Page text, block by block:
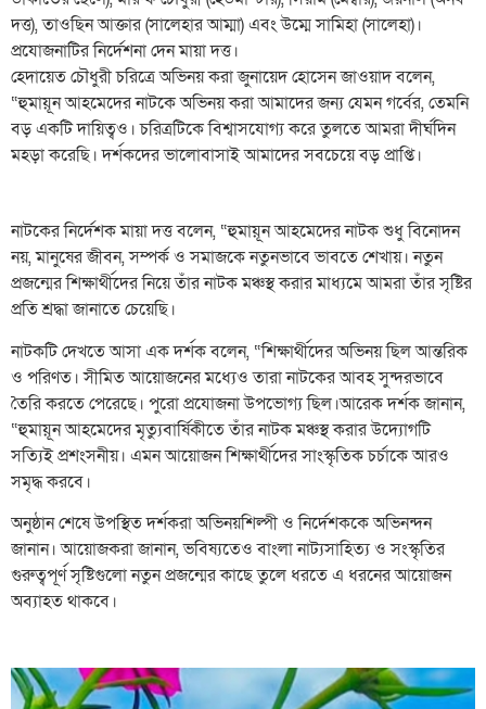
দত্ত), তাওছিন আক্তার (সালেহার আম্মা) এবং উম্মে সামিহা (সালেহা)।
প্রযোজনাটির নির্দেশনা দেন মায়া দত্ত।
হেদায়েত চৌধুরী চরিত্রে অভিনয় করা জুনায়েদ হোসেন জাওয়াদ বলেন,
“হুমায়ূন আহমেদের নাটকে অভিনয় করা আমাদের জন্য যেমন গর্বের, তেমনি
বড় একটি দায়িত্বও। চরিত্রটিকে বিশ্বাসযোগ্য করে তুলতে আমরা দীর্ঘদিন
মহড়া করেছি। দর্শকদের ভালোবাসাই আমাদের সবচেয়ে বড় প্রাপ্তি।
নাটকের নির্দেশক মায়া দত্ত বলেন, “হুমায়ূন আহমেদের নাটক শুধু বিনোদন
নয়, মানুষের জীবন, সম্পর্ক ও সমাজকে নতুনভাবে ভাবতে শেখায়। নতুন
প্রজন্মের শিক্ষার্থীদের নিয়ে তাঁর নাটক মঞ্চস্থ করার মাধ্যমে আমরা তাঁর সৃষ্টির
প্রতি শ্রদ্ধা জানাতে চেয়েছি।
নাটকটি দেখতে আসা এক দর্শক বলেন, “শিক্ষার্থীদের অভিনয় ছিল আন্তরিক
ও পরিণত। সীমিত আয়োজনের মধ্যেও তারা নাটকের আবহ সুন্দরভাবে
তৈরি করতে পেরেছে। পুরো প্রযোজনা উপভোগ্য ছিল।আরেক দর্শক জানান,
“হুমায়ূন আহমেদের মৃত্যুবার্ষিকীতে তাঁর নাটক মঞ্চস্থ করার উদ্যোগটি
সত্যিই প্রশংসনীয়। এমন আয়োজন শিক্ষার্থীদের সাংস্কৃতিক চর্চাকে আরও
সমৃদ্ধ করবে।
অনুষ্ঠান শেষে উপস্থিত দর্শকরা অভিনয়শিল্পী ও নির্দেশককে অভিনন্দন
জানান। আয়োজকরা জানান, ভবিষ্যতেও বাংলা নাট্যসাহিত্য ও সংস্কৃতির
গুরুত্বপূর্ণ সৃষ্টিগুলো নতুন প্রজন্মের কাছে তুলে ধরতে এ ধরনের আয়োজন
অব্যাহত থাকবে।